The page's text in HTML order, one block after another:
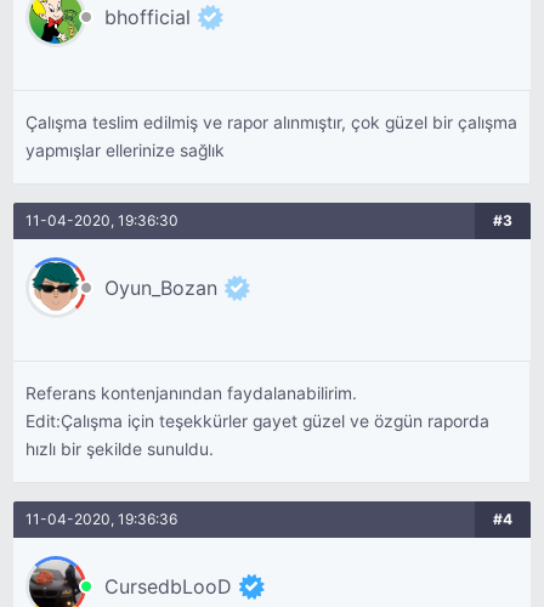
bhofficial
Çalışma teslim edilmiş ve rapor alınmıştır, çok güzel bir çalışma
yapmışlar ellerinize sağlık
11-04-2020, 19:36:30 #3
Oyun_Bozan
Referans kontenjanından faydalanabilirim.
Edit:Çalışma için teşekkürler gayet güzel ve özgün raporda
hızlı bir şekilde sunuldu.
11-04-2020, 19:36:36 #4
CursedbLooD